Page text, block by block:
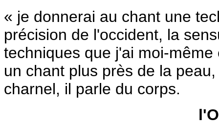
« je donnerai au chant une
précision de l'occident, la
techniques que j'ai moi-
un chant plus près de la
charnel, il parle du corps.